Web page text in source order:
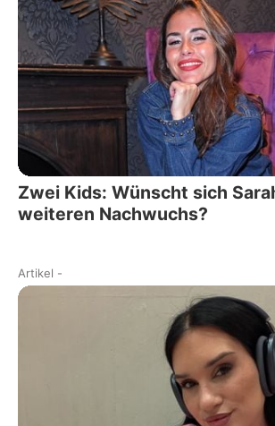
Zwei Kids: Wünscht sich
weiteren Nachwuchs?
Artikel -